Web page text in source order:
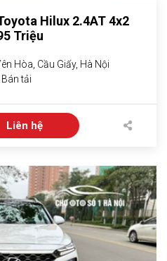
Hilux 2.4AT 4x2
Triệu
Hòa, Cầu Giấy, Hà Nội
Bán tải
Liên hệ